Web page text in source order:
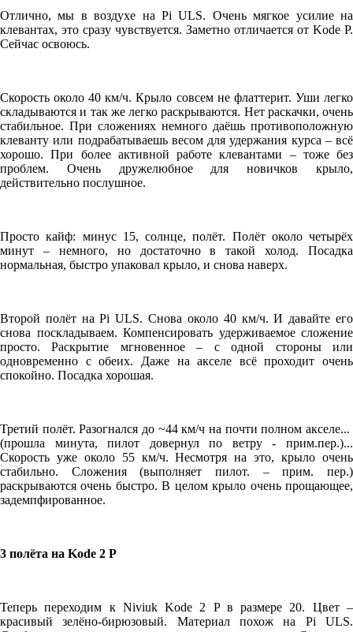
Отлично, мы в воздухе на Pi ULS. Очень мягкое усилие на
клевантах, это сразу чувствуется. Заметно отличается от Kode P.
Сейчас освоюсь.
Скорость около 40 км/ч. Крыло совсем не флаттерит. Уши легко
складываются и так же легко раскрываются. Нет раскачки, очень
стабильное. При сложениях немного даёшь противоположную
клеванту или подрабатываешь весом для удержания курса – всё
хорошо. При более активной работе клевантами – тоже без
проблем. Очень дружелюбное для новичков крыло,
действительно послушное.
Просто кайф: минус 15, солнце, полёт. Полёт около четырёх
минут – немного, но достаточно в такой холод. Посадка
нормальная, быстро упаковал крыло, и снова наверх.
Второй полёт на Pi ULS. Снова около 40 км/ч. И давайте его
снова поскладываем. Компенсировать удерживаемое сложение
просто. Раскрытие мгновенное – с одной стороны или
одновременно с обеих. Даже на акселе всё проходит очень
спокойно. Посадка хорошая.
Третий полёт. Разогнался до ~44 км/ч на почти полном акселе...
(прошла минута, пилот довернул по ветру - прим.пер.)...
Скорость уже около 55 км/ч. Несмотря на это, крыло очень
стабильно. Сложения (выполняет пилот. – прим. пер.)
раскрываются очень быстро. В целом крыло очень прощающее,
задемпфированное.
3 полёта на Kode 2 P
Теперь переходим к Niviuk Kode 2 P в размере 20. Цвет –
красивый зелёно-бирюзовый. Материал похож на Pi ULS.